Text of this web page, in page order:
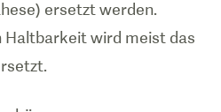
ersetzt werden.
Haltbarkeit wird meist das